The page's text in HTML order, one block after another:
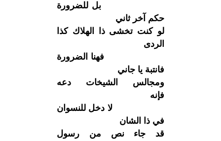
بل للضرورة
حكم آخر ثاني
لو كنت تخشى ذا الهلاك كذا
الردى
فهنا الضرورة
فانتبة يا جاني
ومجالس الشيخات دعه
فإنه
لا دخل للنسوان
في ذا الشان
قد جاء نص من رسول